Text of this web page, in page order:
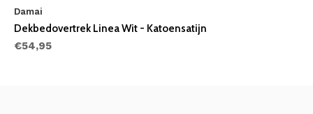
Damai
Dekbedovertrek Linea Wit - Katoensatijn
€54,95